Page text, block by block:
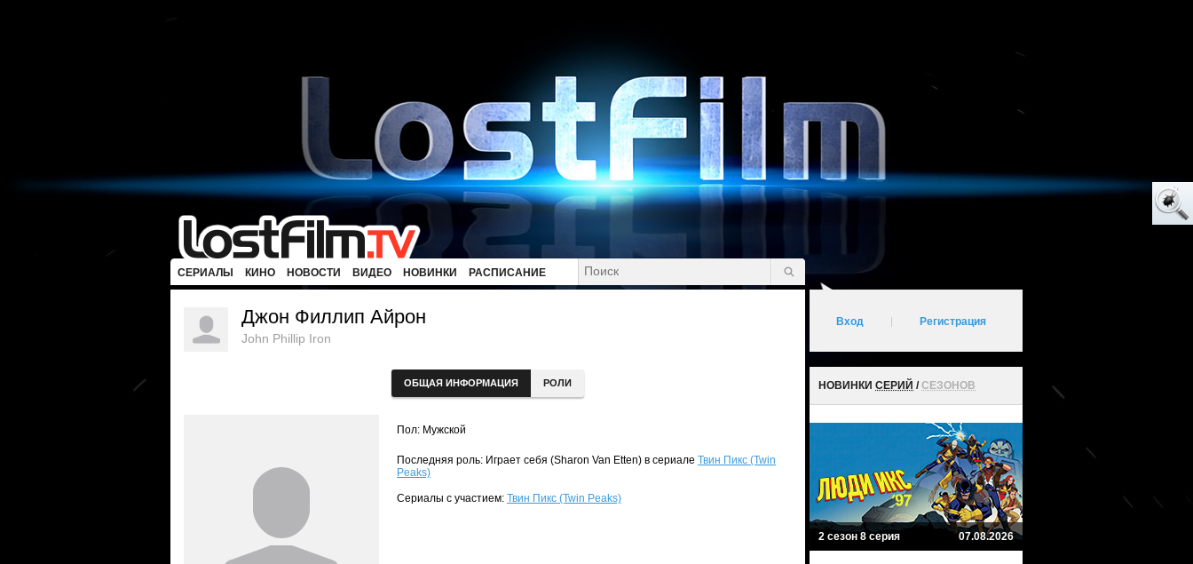
СЕРИАЛЫ КИНО НОВОСТИ ВИДЕО НОВИНКИ РАСПИСАНИЕ
Джон Филлип Айрон
John Phillip Iron
ОБЩАЯ ИНФОРМАЦИЯ РОЛИ
Пол: Мужской
Последняя роль: Играет себя (Sharon Van Etten) в сериале Твин Пикс (Twin
Peaks)
Сериалы с участием: Твин Пикс (Twin Peaks)
Вход Регистрация
НОВИНКИ СЕРИЙ /СЕЗОНОВ
2 сезон 8 серия 07.08.2026